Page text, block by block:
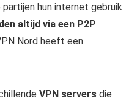
hun internet gebruik
altijd via een P2P
Nord heeft een
VPN servers die